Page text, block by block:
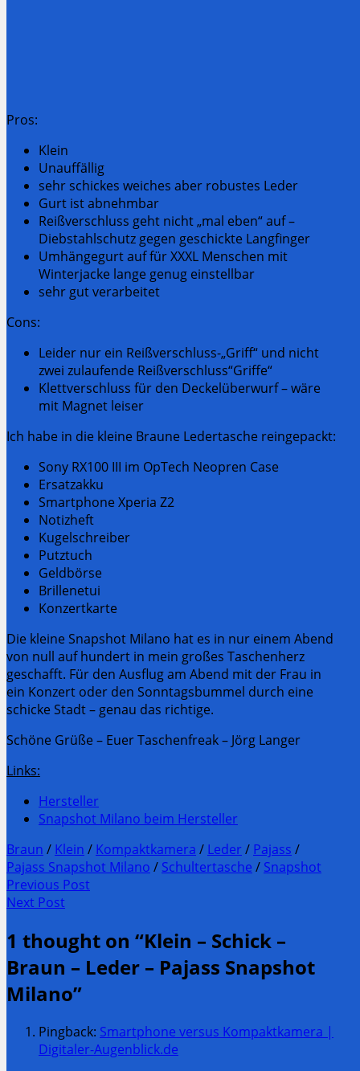
Pros:
Klein
Unauffällig
sehr schickes weiches aber robustes Leder
Gurt ist abnehmbar
Reißverschluss geht nicht „mal eben“ auf –
Diebstahlschutz gegen geschickte Langfinger
Umhängegurt auf für XXXL Menschen mit
Winterjacke lange genug einstellbar
sehr gut verarbeitet
Cons:
Leider nur ein Reißverschluss-„Griff“ und nicht
zwei zulaufende Reißverschluss“Griffe“
Klettverschluss für den Deckelüberwurf – wäre
mit Magnet leiser
Ich habe in die kleine Braune Ledertasche reingepackt:
Sony RX100 III im OpTech Neopren Case
Ersatzakku
Smartphone Xperia Z2
Notizheft
Kugelschreiber
Putztuch
Geldbörse
Brillenetui
Konzertkarte
Die kleine Snapshot Milano hat es in nur einem Abend
von null auf hundert in mein großes Taschenherz
geschafft. Für den Ausflug am Abend mit der Frau in
ein Konzert oder den Sonntagsbummel durch eine
schicke Stadt – genau das richtige.
Schöne Grüße – Euer Taschenfreak – Jörg Langer
Links:
Hersteller
Snapshot Milano beim Hersteller
Braun / Klein / Kompaktkamera / Leder / Pajass /
Pajass Snapshot Milano / Schultertasche / Snapshot
Post
navigation
Previous Post
Previous
Next Post
Post:
1 thought on “Klein – Schick –
Braun – Leder – Pajass Snapshot
Milano”
Pingback: Smartphone versus Kompaktkamera |
Digitaler-Augenblick.de